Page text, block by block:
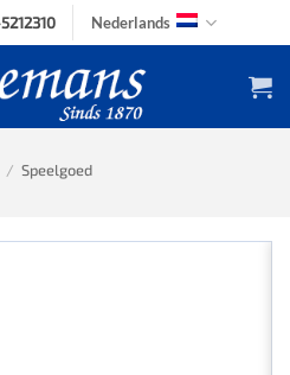
Nederlands
/ Speelgoed